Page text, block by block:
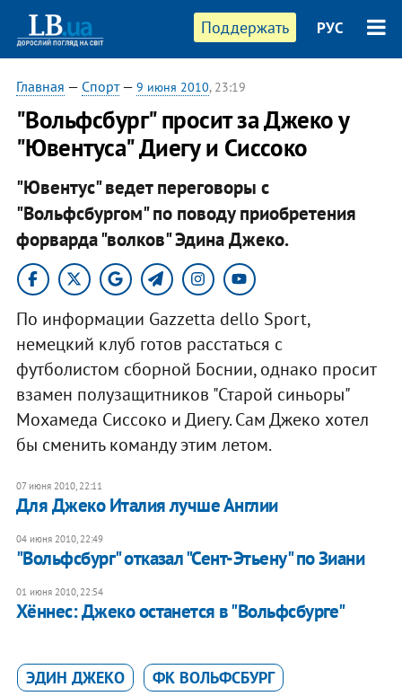
Поддержать РУС
Главная — Спорт— 9 июня 2010, 23:19
"Вольфсбург" просит за Джеко у
"Ювентуса" Диегу и Сиссоко
"Ювентус" ведет переговоры с
"Вольфсбургом" по поводу приобретения
форварда "волков" Эдина Джеко.
По информации Gazzetta dello Sport,
немецкий клуб готов расстаться с
футболистом сборной Боснии, однако просит
взамен полузащитников "Старой синьоры"
Мохамеда Сиссоко и Диегу. Сам Джеко хотел
бы сменить команду этим летом.
07 июня 2010, 22:11
Для Джеко Италия лучше Англии
04 июня 2010, 22:49
"Вольфсбург" отказал "Сент-Этьену" по Зиани
01 июня 2010, 22:54
Хённес: Джеко останется в "Вольфсбурге"
ЭДИН ДЖЕКО ФК ВОЛЬФСБУРГ